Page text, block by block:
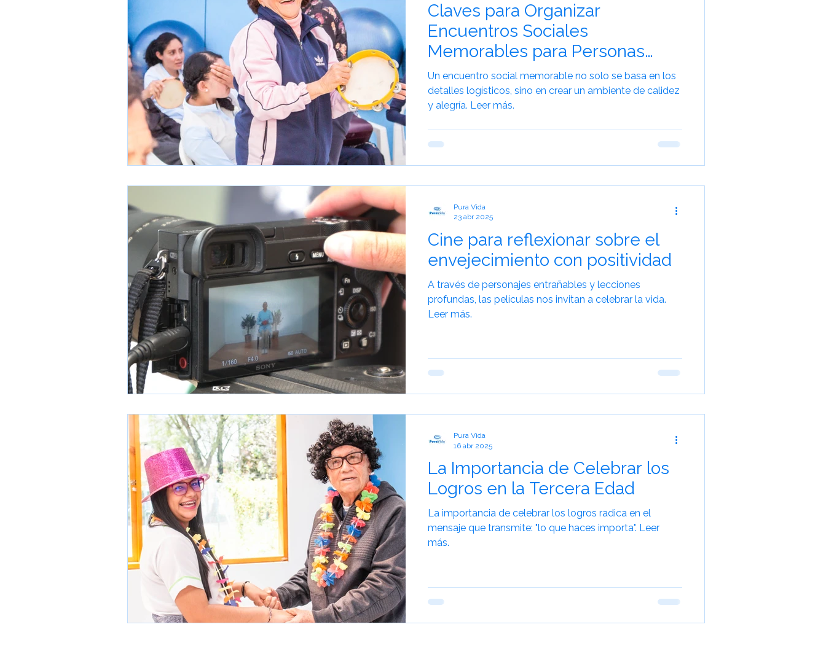
Hierva Medicinal Hierba Medicinal BienestarEmocional EstimulaciónSensorial TerapiasSensoriales
EnvejecimientoYSentidos CuidadosCognitivos eneficios del Humor en la Salud Men
Bienestar Emocional Terapia de Risa Cuidado Geriátrico
Turismo en la Tercera Edad Envejecimiento Activo Experiencias de Viaje
Claves para Organizar
Encuentros Sociales
Memorables para Personas
Mayores
Un encuentro social memorable no solo se basa en los
detalles logísticos, sino en crear un ambiente de calidez
y alegría. Leer más.
Cine para reflexionar sobre el
envejecimiento con positividad
A través de personajes entrañables y lecciones
profundas, las películas nos invitan a celebrar la vida.
Leer más.
Pura Vida
23 abr 2025
La Importancia de Celebrar los
Logros en la Tercera Edad
La importancia de celebrar los logros radica en el
mensaje que transmite: "lo que haces importa". Leer
más.
Pura Vida
16 abr 2025